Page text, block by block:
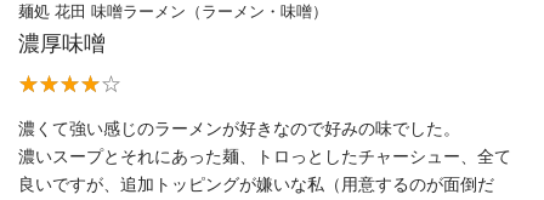
麺処 花田 味噌ラーメン（ラーメン・味噌）
濃厚味噌
濃くて強い感じのラーメンが好きなので好みの味でした。
濃いスープとそれにあった麺、トロっとしたチャーシュー、全て
良いですが、追加トッピングが嫌いな私（用意するのが面倒だ